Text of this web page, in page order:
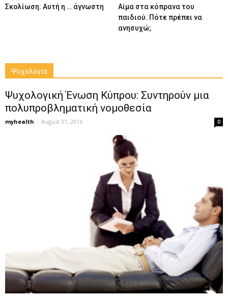
Σκολίωση: Αυτή η … άγνωστη
Αίμα στα κόπρανα του
παιδιού. Πότε πρέπει να
ανησυχώ;
Ψυχολογία
Ψυχολογική Ένωση Κύπρου: Συντηρούν μια
πολυπροβληματική νομοθεσία
myhealth - August 31, 2016 0